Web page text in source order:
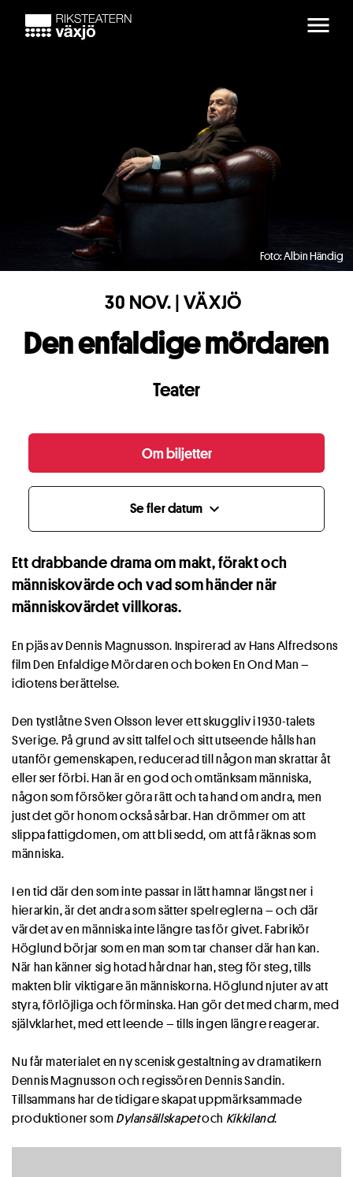
Foto: Albin Händig
30 NOV. | VÄXJÖ
Den enfaldige mördaren
Teater
Om biljetter
Se fler datum expand_more
Ett drabbande drama om makt, förakt och
människovärde och vad som händer när
människovärdet villkoras.
En pjäs av Dennis Magnusson. Inspirerad av Hans Alfredsons
film Den Enfaldige Mördaren och boken En Ond Man –
idiotens berättelse.
Den tystlåtne Sven Olsson lever ett skuggliv i 1930-talets
Sverige. På grund av sitt talfel och sitt utseende hålls han
utanför gemenskapen, reducerad till någon man skrattar åt
eller ser förbi. Han är en god och omtänksam människa,
någon som försöker göra rätt och ta hand om andra, men
just det gör honom också sårbar. Han drömmer om att
slippa fattigdomen, om att bli sedd, om att få räknas som
människa.
I en tid där den som inte passar in lätt hamnar längst ner i
hierarkin, är det andra som sätter spelreglerna – och där
värdet av en människa inte längre tas för givet. Fabrikör
Höglund börjar som en man som tar chanser där han kan.
När han känner sig hotad hårdnar han, steg för steg, tills
makten blir viktigare än människorna. Höglund njuter av att
styra, förlöjliga och förminska. Han gör det med charm, med
självklarhet, med ett leende – tills ingen längre reagerar.
Nu får materialet en ny scenisk gestaltning av dramatikern
Dennis Magnusson och regissören Dennis Sandin.
Tillsammans har de tidigare skapat uppmärksammade
produktioner somDylansällskapetoch Kikkiland.